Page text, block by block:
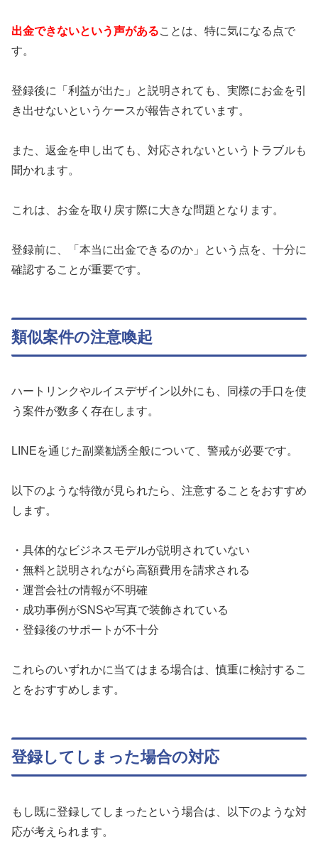
出金できないという声があることは、特に気になる点で
す。
登録後に「利益が出た」と説明されても、実際にお金を引
き出せないというケースが報告されています。
また、返金を申し出ても、対応されないというトラブルも
聞かれます。
これは、お金を取り戻す際に大きな問題となります。
登録前に、「本当に出金できるのか」という点を、十分に
確認することが重要です。
類似案件の注意喚起
ハートリンクやルイスデザイン以外にも、同様の手口を使
う案件が数多く存在します。
LINEを通じた副業勧誘全般について、警戒が必要です。
以下のような特徴が見られたら、注意することをおすすめ
します。
・具体的なビジネスモデルが説明されていない
・無料と説明されながら高額費用を請求される
・運営会社の情報が不明確
・成功事例がSNSや写真で装飾されている
・登録後のサポートが不十分
これらのいずれかに当てはまる場合は、慎重に検討するこ
とをおすすめします。
登録してしまった場合の対応
もし既に登録してしまったという場合は、以下のような対
応が考えられます。